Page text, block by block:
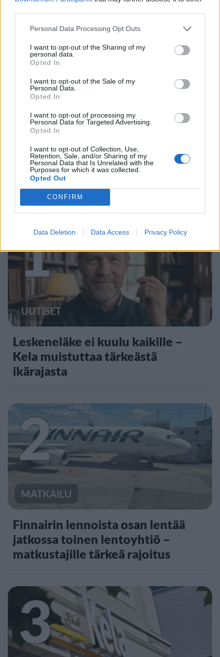
Personal Data Processing Opt Outs
I want to opt-out of the Sharing of my
personal data.
Opted In
I want to opt-out of the Sale of my
Personal Data.
Opted In
I want to opt-out of processing my
Personal Data for Targeted Advertising.
Opted In
I want to opt-out of Collection, Use,
Retention, Sale, and/or Sharing of my
Personal Data that Is Unrelated with the
Purposes for which it was collected.
Opted Out
CONFIRM
Data Deletion Data Access Privacy Policy
Staran luetuimmat
1
UUTISET
Leskeneläke ei kuulu kaikille –
Kela muistuttaa tärkeästä
ikärajasta
2
MATKAILU
Finnairin lennoista osan lentää
jatkossa toinen lentoyhtiö –
matkustajille tärkeä rajoitus
3